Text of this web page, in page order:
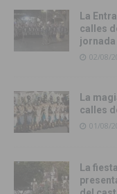
La
calles
02/08/
La
calles
01/08/
La